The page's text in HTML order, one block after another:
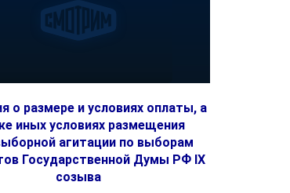
о размере и условиях оплаты, а
иных условиях размещения
агитации по выборам
Государственной Думы РФ IX
созыва